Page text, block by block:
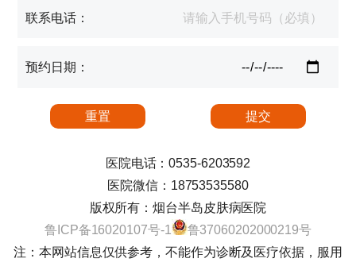
联系电话：
预约日期：
医院电话：0535-6203592
医院微信：18753535580
版权所有：烟台半岛皮肤病医院
鲁ICP备16020107号-1
鲁37060202000219号
注：本网站信息仅供参考，不能作为诊断及医疗依据，服用